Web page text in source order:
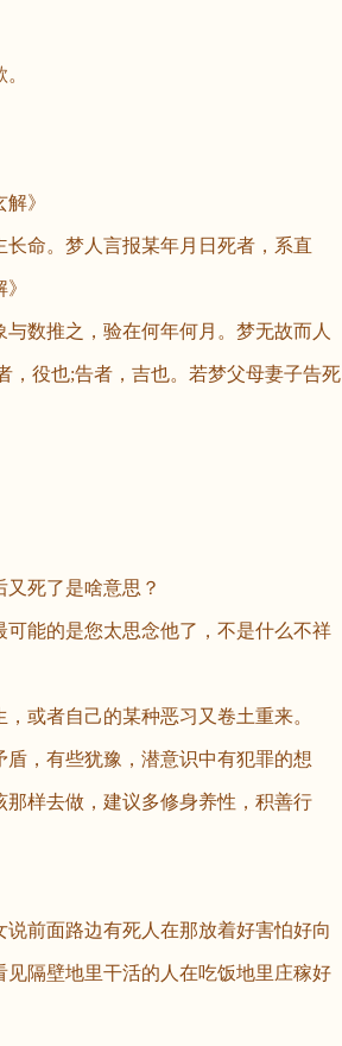
》
命。梦人言报某年月日死者，系直
数推之，验在何年何月。梦无故而人
，役也;告者，吉也。若梦父母妻子告死
死了是啥意思？
能的是您太思念他了，不是什么不祥
者自己的某种恶习又卷土重来。
，有些犹豫，潜意识中有犯罪的想
样去做，建议多修身养性，积善行
前面路边有死人在那放着好害怕好向
隔壁地里干活的人在吃饭地里庄稼好